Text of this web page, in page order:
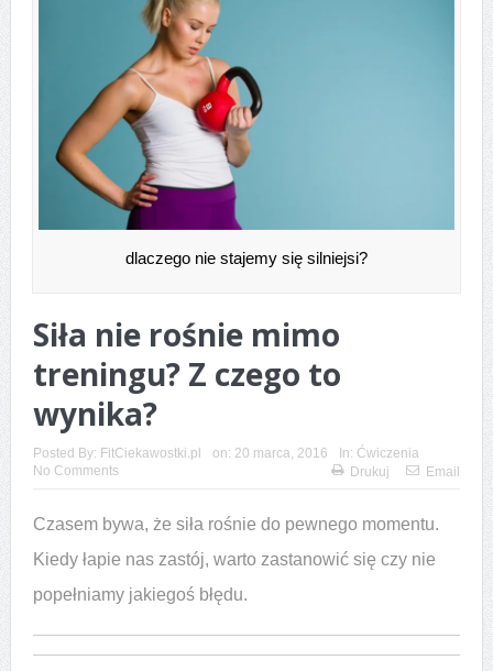
gastronomicznych
Jak przygotować się do pierwszego treningu
personalnego?
Żurawina słodzona sokiem jabłkowym – zdrowy
dodatek, który sprawdzi się w wielu potrawach
Alternatywy dla białego pieczywa – jak je zastąpić w
WPA i WPC — poznaj różnice i podobieństwa
Czarny rum – jakie cechy go wyróżniają?
dlaczego nie stajemy się silniejsi?
Siła nie rośnie mimo
treningu? Z czego to
wynika?
Posted By: FitCiekawostki.pl on: 20 marca, 2016 In: Ćwiczenia
No Comments
Drukuj Email
Czasem bywa, że siła rośnie do pewnego momentu.
Kiedy łapie nas zastój, warto zastanowić się czy nie
popełniamy jakiegoś błędu.